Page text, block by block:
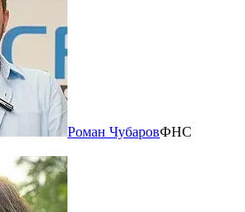
Роман ЧубаровФНС